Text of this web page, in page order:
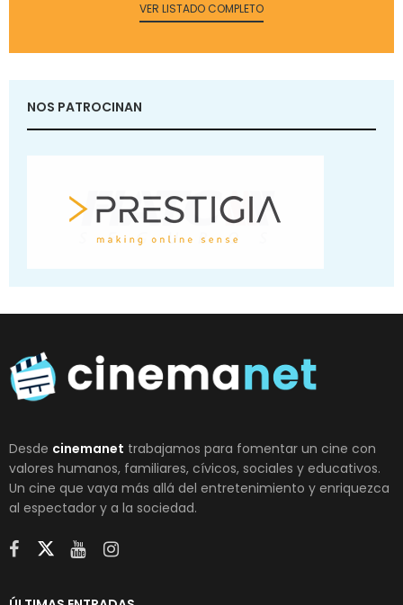
VER LISTADO COMPLETO
NOS PATROCINAN
Desde cinemanet trabajamos para fomentar un cine con
valores humanos, familiares, cívicos, sociales y educativos.
Un cine que vaya más allá del entretenimiento y enriquezca
al espectador y a la sociedad.